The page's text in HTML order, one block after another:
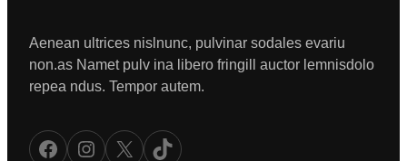
Aenean ultrices nislnunc, pulvinar sodales evariu
non.as Namet pulv ina libero fringill auctor lemnisdolo
repea ndus. Tempor autem.
Facebook Instagram X TikTok